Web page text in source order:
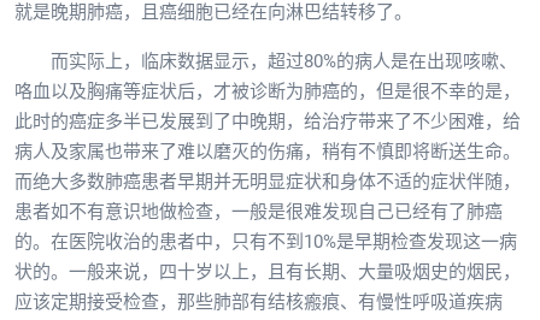
就是晚期肺癌，且癌细胞已经在向淋巴结转移了。
而实际上，临床数据显示，超过80%的病人是在出现咳嗽、
咯血以及胸痛等症状后，才被诊断为肺癌的，但是很不幸的是，
此时的癌症多半已发展到了中晚期，给治疗带来了不少困难，给
病人及家属也带来了难以磨灭的伤痛，稍有不慎即将断送生命。
而绝大多数肺癌患者早期并无明显症状和身体不适的症状伴随，
患者如不有意识地做检查，一般是很难发现自己已经有了肺癌
的。在医院收治的患者中，只有不到10%是早期检查发现这一病
状的。一般来说，四十岁以上，且有长期、大量吸烟史的烟民，
应该定期接受检查，那些肺部有结核瘢痕、有慢性呼吸道疾病